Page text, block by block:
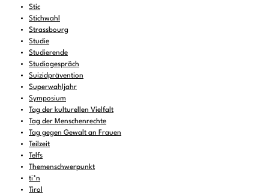
Stic
Stichwahl
Strassbourg
Studie
Studierende
Studiogespräch
Suizidprävention
Superwahljahr
Symposium
Tag der kulturellen Vielfalt
Tag der Menschenrechte
Tag gegen Gewalt an Frauen
Teilzeit
Telfs
Themenschwerpunkt
ti*n
Tirol